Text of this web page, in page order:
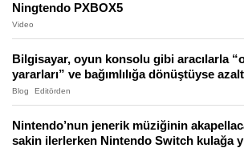
Ningtendo PXBOX5
Video
Bilgisayar, oyun konsolu gibi aracılarla
yararları” ve bağımlılığa dönüştüyse
Blog Editörden
Nintendo’nun jenerik müziğinin
sakin ilerlerken Nintendo Switch kulağa